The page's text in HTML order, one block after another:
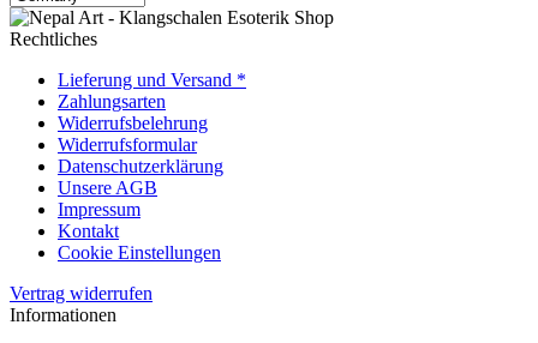
Rechtliches
Lieferung und Versand *
Zahlungsarten
Widerrufsbelehrung
Widerrufsformular
Datenschutzerklärung
Unsere AGB
Impressum
Kontakt
Cookie Einstellungen
Vertrag widerrufen
Informationen